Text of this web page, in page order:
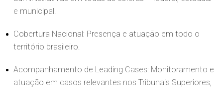
e municipal.
Cobertura Nacional: Presença e atuação em todo o
território brasileiro.
Acompanhamento de Leading Cases: Monitoramento e
atuação em casos relevantes nos Tribunais Superiores,